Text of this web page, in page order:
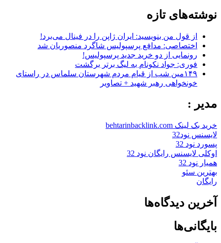
نوشته‌های تازه
از قول من بنویسید: ایران ژاپن را در فینال می‌برد!
اختصاصی: مدافع پرسپولیس شاگرد منصوریان شد
رونمایی از دو خرید جدید پرسپولیس!
فوری: جواد نکونام به لیگ برتر برگشت
۱۴۹مین شب از قیام مردم شهرستان سلماس در راستای
خونخواهی رهبر شهید + تصاویر
مدیر :
خرید بک لینک behtarinbacklink.com
لایسنس نود32
پسورد نود 32
اوکلی لایسنس رایگان نود 32
همیار نود 32
بهترین سئو
رایگان
آخرین دیدگاه‌ها
بایگانی‌ها